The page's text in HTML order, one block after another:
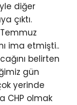
diğer
çıktı.
ima etmişti..
belirten
gün
yerinde
CHP olmak